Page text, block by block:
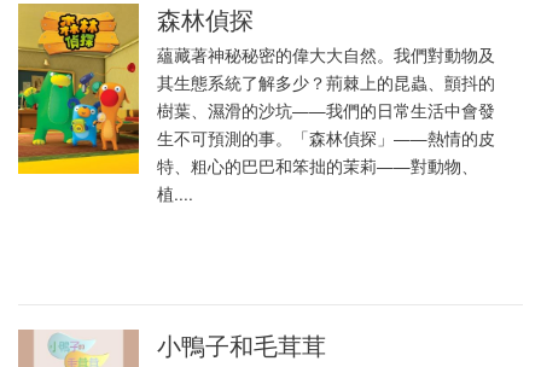
森林偵探
蘊藏著神秘秘密的偉大大自然。我們對動物及
其生態系統了解多少？荊棘上的昆蟲、顫抖的
樹葉、濕滑的沙坑——我們的日常生活中會發
生不可預測的事。「森林偵探」——熱情的皮
特、粗心的巴巴和笨拙的茉莉——對動物、
植....
小鴨子和毛茸茸